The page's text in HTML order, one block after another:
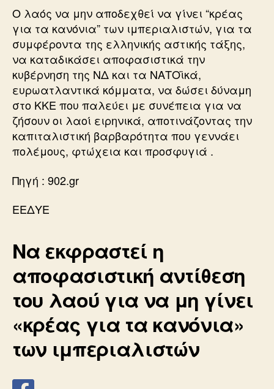
Ο λαός να μην αποδεχθεί να γίνει “κρέας
για τα κανόνια” των ιμπεριαλιστών, για τα
συμφέροντα της ελληνικής αστικής τάξης,
να καταδικάσει αποφασιστικά την
κυβέρνηση της ΝΔ και τα ΝΑΤΟϊκά,
ευρωατλαντικά κόμματα, να δώσει δύναμη
στο ΚΚΕ που παλεύει με συνέπεια για να
ζήσουν οι λαοί ειρηνικά, αποτινάζοντας την
καπιταλιστική βαρβαρότητα που γεννάει
πολέμους, φτώχεια και προσφυγιά .
Πηγή : 902.gr
ΕΕΔΥΕ
Να εκφραστεί η
αποφασιστική αντίθεση
του λαού για να μη γίνει
«κρέας για τα κανόνια»
των ιμπεριαλιστών